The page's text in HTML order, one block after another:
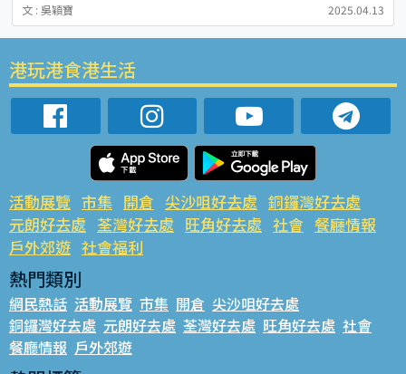
文 : 吳穎寶 2025.04.13
港玩港食港生活
活動展覽 市集 開倉 尖沙咀好去處 銅鑼灣好去處
元朗好去處 荃灣好去處 旺角好去處 社會 餐廳情報
戶外郊遊 社會福利
熱門類別
網民熱話 活動展覽 市集 開倉 尖沙咀好去處
銅鑼灣好去處 元朗好去處 荃灣好去處 旺角好去處 社會
餐廳情報 戶外郊遊